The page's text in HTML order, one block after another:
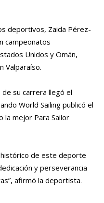
deportivos, Zaida Pérez-
campeonatos
Unidos y Omán,
Valparaíso.
su carrera llegó el
World Sailing publicó el
la mejor Para Sailor
de este deporte
y perseverancia
afirmó la deportista.